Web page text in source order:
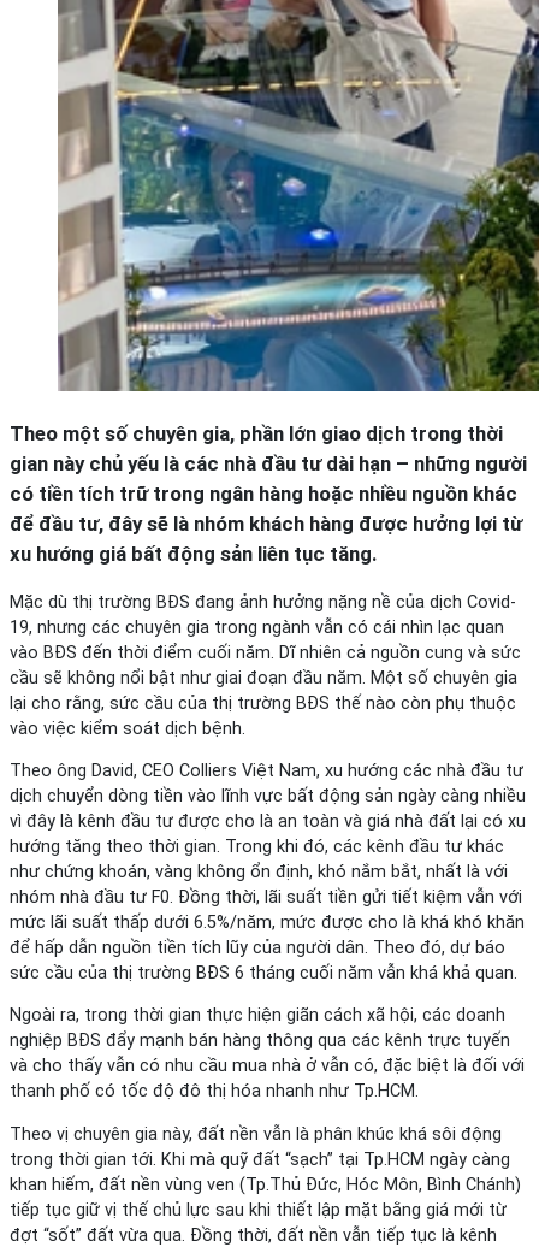
Theo một số chuyên gia, phần lớn giao dịch trong thời
gian này chủ yếu là các nhà đầu tư dài hạn – những người
có tiền tích trữ trong ngân hàng hoặc nhiều nguồn khác
để đầu tư, đây sẽ là nhóm khách hàng được hưởng lợi từ
xu hướng giá bất động sản liên tục tăng.
Mặc dù thị trường BĐS đang ảnh hưởng nặng nề của dịch Covid-
19, nhưng các chuyên gia trong ngành vẫn có cái nhìn lạc quan
vào BĐS đến thời điểm cuối năm. Dĩ nhiên cả nguồn cung và sức
cầu sẽ không nổi bật như giai đoạn đầu năm. Một số chuyên gia
lại cho rằng, sức cầu của thị trường BĐS thế nào còn phụ thuộc
vào việc kiểm soát dịch bệnh.
Theo ông David, CEO Colliers Việt Nam, xu hướng các nhà đầu tư
dịch chuyển dòng tiền vào lĩnh vực bất động sản ngày càng nhiều
vì đây là kênh đầu tư được cho là an toàn và giá nhà đất lại có xu
hướng tăng theo thời gian. Trong khi đó, các kênh đầu tư khác
như chứng khoán, vàng không ổn định, khó nắm bắt, nhất là với
nhóm nhà đầu tư F0. Đồng thời, lãi suất tiền gửi tiết kiệm vẫn với
mức lãi suất thấp dưới 6.5%/năm, mức được cho là khá khó khăn
để hấp dẫn nguồn tiền tích lũy của người dân. Theo đó, dự báo
sức cầu của thị trường BĐS 6 tháng cuối năm vẫn khá khả quan.
Ngoài ra, trong thời gian thực hiện giãn cách xã hội, các doanh
nghiệp BĐS đẩy mạnh bán hàng thông qua các kênh trực tuyến
và cho thấy vẫn có nhu cầu mua nhà ở vẫn có, đặc biệt là đối với
thanh phố có tốc độ đô thị hóa nhanh như Tp.HCM.
Theo vị chuyên gia này, đất nền vẫn là phân khúc khá sôi động
trong thời gian tới. Khi mà quỹ đất “sạch” tại Tp.HCM ngày càng
khan hiếm, đất nền vùng ven (Tp.Thủ Đức, Hóc Môn, Bình Chánh)
tiếp tục giữ vị thế chủ lực sau khi thiết lập mặt bằng giá mới từ
đợt “sốt” đất vừa qua. Đồng thời, đất nền vẫn tiếp tục là kênh